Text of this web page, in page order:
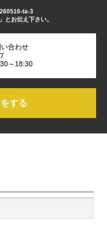
ta-3
とお伝え下さい。
合わせ
～18:30
する